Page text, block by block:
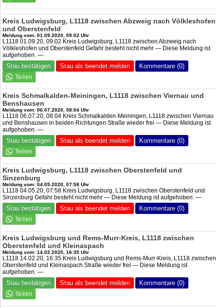
Kreis Ludwigsburg, L1118 zwischen Abzweig nach Völkleshofen
und Oberstenfeld
Meldung vom: 01.09.2020, 09:02 Uhr
L1118 01.09.20, 09:02 Kreis Ludwigsburg, L1118 zwischen Abzweig nach
Völkleshofen und Oberstenfeld Gefahr besteht nicht mehr — Diese Meldung ist
aufgehoben. —
Stau bestätigen Stau als beendet melden Kommentare (0)
Kreis Schmalkalden-Meiningen, L1118 zwischen Viernau und
Benshausen
Meldung vom: 06.07.2020, 08:04 Uhr
L1118 06.07.20, 08:04 Kreis Schmalkalden-Meiningen, L1118 zwischen Viernau
und Benshausen in beiden Richtungen Straße wieder frei — Diese Meldung ist
aufgehoben. —
Stau bestätigen Stau als beendet melden Kommentare (0)
Kreis Ludwigsburg, L1118 zwischen Oberstenfeld und
Sinzenburg
Meldung vom: 04.05.2020, 07:58 Uhr
L1118 04.05.20, 07:58 Kreis Ludwigsburg, L1118 zwischen Oberstenfeld und
Sinzenburg Gefahr besteht nicht mehr — Diese Meldung ist aufgehoben. —
Stau bestätigen Stau als beendet melden Kommentare (0)
Kreis Ludwigsburg und Rems-Murr-Kreis, L1118 zwischen
Oberstenfeld und Kleinaspach
Meldung vom: 14.02.2020, 16:35 Uhr
L1118 14.02.20, 16:35 Kreis Ludwigsburg und Rems-Murr-Kreis, L1118 zwischen
Oberstenfeld und Kleinaspach Straße wieder frei — Diese Meldung ist
aufgehoben. —
Stau bestätigen Stau als beendet melden Kommentare (0)